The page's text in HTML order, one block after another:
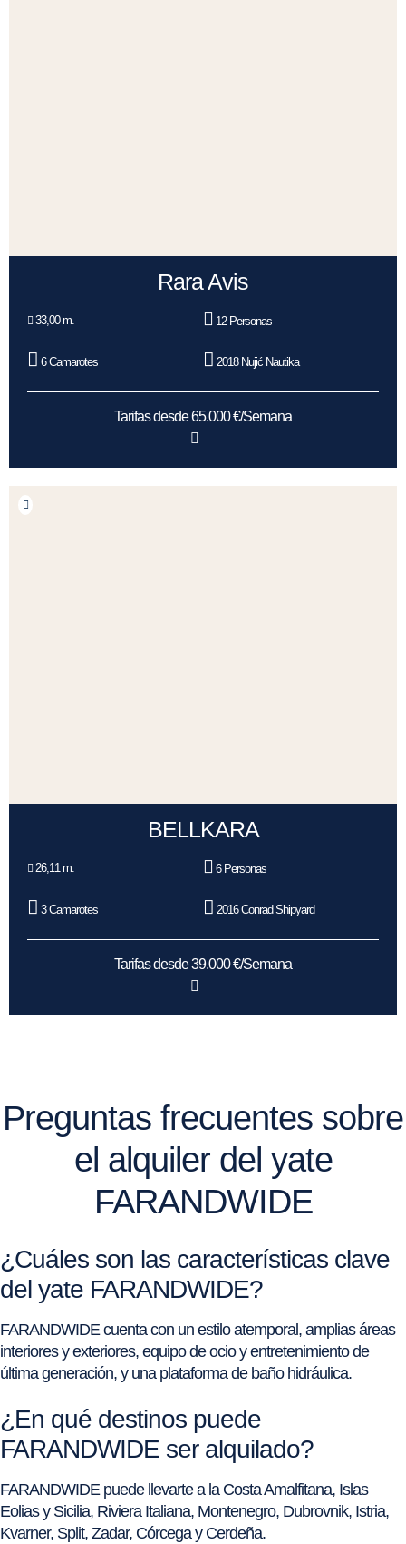
Rara Avis
33,00 m. 12 Personas
6 Camarotes 2018 Nujić Nautika
Tarifas desde 65.000 €/Semana
BELLKARA
26,11 m. 6 Personas
3 Camarotes 2016 Conrad Shipyard
Tarifas desde 39.000 €/Semana
Preguntas frecuentes sobre
el alquiler del yate
FARANDWIDE
¿Cuáles son las características clave
del yate FARANDWIDE?
FARANDWIDE cuenta con un estilo atemporal, amplias áreas
interiores y exteriores, equipo de ocio y entretenimiento de
última generación, y una plataforma de baño hidráulica.
¿En qué destinos puede
FARANDWIDE ser alquilado?
FARANDWIDE puede llevarte a la Costa Amalfitana, Islas
Eolias y Sicilia, Riviera Italiana, Montenegro, Dubrovnik, Istria,
Kvarner, Split, Zadar, Córcega y Cerdeña.